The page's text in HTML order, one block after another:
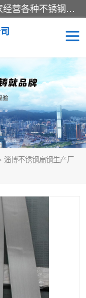
山东华钰金属材料有限公司是一家经营各种不锈钢管材、板材、圆钢、法兰、封头、型材等产品的公司；主营产品有：不锈钢管，激光切割，管件标准件，不锈钢圆钢，不锈钢人孔，不锈钢亮管，不锈钢角钢，不锈钢加工，不锈钢管子，不锈钢工业方管，不锈钢封头，不锈钢法兰，不锈钢阀门，不锈钢槽钢，不锈钢扁钢，不锈钢板等；可为客户制作各种规格的型材及不锈钢配件、非标准件及各种容器具等，能满足客户的不同采购要求。
淄博不锈钢扁钢生产厂
割
圆钢
亮管
加工
钢法兰
钢槽钢